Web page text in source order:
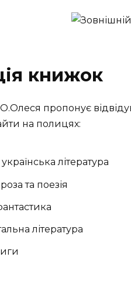
книжок
О.Олеся пропонує
на полицях:
література
та поезія
література